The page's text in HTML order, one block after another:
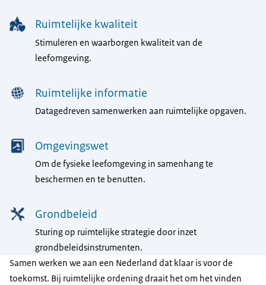
Ruimtelijke kwaliteit
Stimuleren en waarborgen kwaliteit van de
leefomgeving.
Ruimtelijke informatie
Datagedreven samenwerken aan ruimtelijke opgaven.
Omgevingswet
Om de fysieke leefomgeving in samenhang te
beschermen en te benutten.
Grondbeleid
Sturing op ruimtelijke strategie door inzet
grondbeleidsinstrumenten.
Samen werken we aan een Nederland dat klaar is voor de
toekomst. Bij ruimtelijke ordening draait het om het vinden